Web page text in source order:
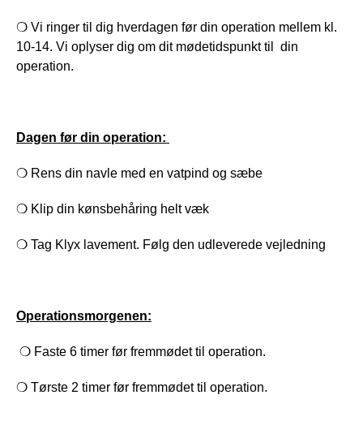
❍ Vi ringer til dig hverdagen før din operation mellem kl.
10-14. Vi oplyser dig om dit mødetidspunkt til  din
operation.
Dagen før din operation:
❍ Rens din navle med en vatpind og sæbe
❍ Klip din kønsbehåring helt væk
❍ Tag Klyx lavement. Følg den udleverede vejledning
Operationsmorgenen:
❍ Faste 6 timer før fremmødet til operation.
❍ Tørste 2 timer før fremmødet til operation.